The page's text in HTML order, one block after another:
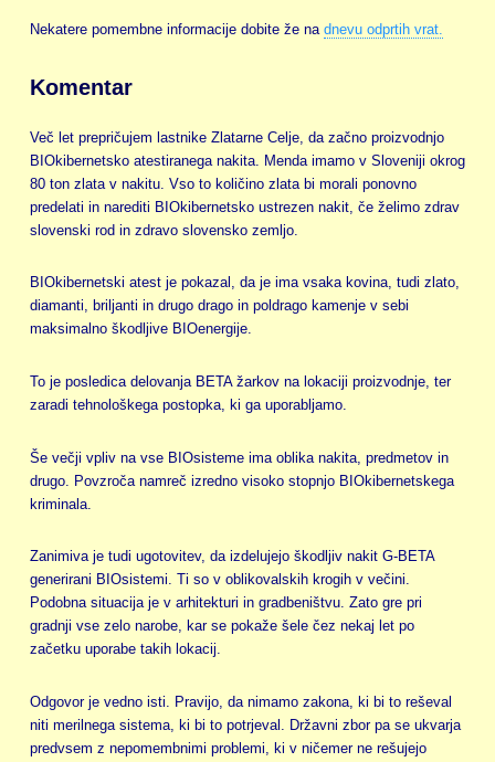
Nekatere pomembne informacije dobite že na dnevu odprtih vrat.
Komentar
Več let prepričujem lastnike Zlatarne Celje, da začno proizvodnjo
BIOkibernetsko atestiranega nakita. Menda imamo v Sloveniji okrog
80 ton zlata v nakitu. Vso to količino zlata bi morali ponovno
predelati in narediti BIOkibernetsko ustrezen nakit, če želimo zdrav
slovenski rod in zdravo slovensko zemljo.
BIOkibernetski atest je pokazal, da je ima vsaka kovina, tudi zlato,
diamanti, briljanti in drugo drago in poldrago kamenje v sebi
maksimalno škodljive BIOenergije.
To je posledica delovanja BETA žarkov na lokaciji proizvodnje, ter
zaradi tehnološkega postopka, ki ga uporabljamo.
Še večji vpliv na vse BIOsisteme ima oblika nakita, predmetov in
drugo. Povzroča namreč izredno visoko stopnjo BIOkibernetskega
kriminala.
Zanimiva je tudi ugotovitev, da izdelujejo škodljiv nakit G-BETA
generirani BIOsistemi. Ti so v oblikovalskih krogih v večini.
Podobna situacija je v arhitekturi in gradbeništvu. Zato gre pri
gradnji vse zelo narobe, kar se pokaže šele čez nekaj let po
začetku uporabe takih lokacij.
Odgovor je vedno isti. Pravijo, da nimamo zakona, ki bi to reševal
niti merilnega sistema, ki bi to potrjeval. Državni zbor pa se ukvarja
predvsem z nepomembnimi problemi, ki v ničemer ne rešujejo